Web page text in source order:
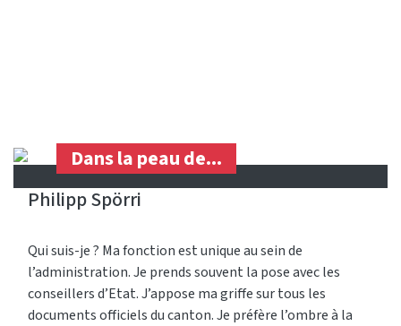
Dans la peau de...
Philipp Spörri
Qui suis-je ? Ma fonction est unique au sein de
l’administration. Je prends souvent la pose avec les
conseillers d’Etat. J’appose ma griffe sur tous les
documents officiels du canton. Je préfère l’ombre à la